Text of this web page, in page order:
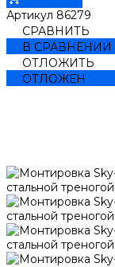
Артикул 86279
СРАВНИТЬ
В СРАВНЕНИИ
ОТЛОЖИТЬ
ОТЛОЖЕН